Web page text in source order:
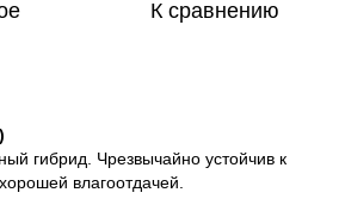
К сравнению
гибрид. Чрезвычайно устойчив к
влагоотдачей.